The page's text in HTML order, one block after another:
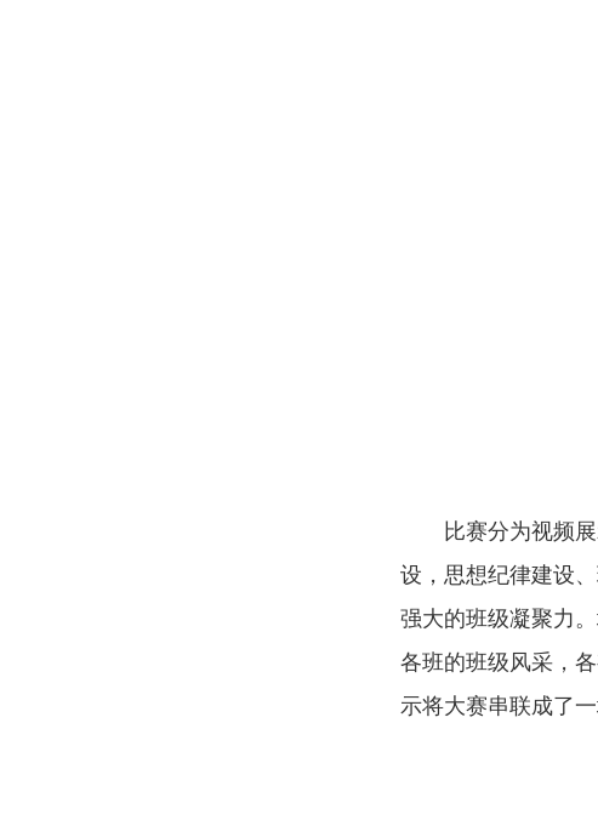
比赛分为视频
设，思想纪律建设
强大的班级凝聚力
各班的班级风采，
示将大赛串联成了